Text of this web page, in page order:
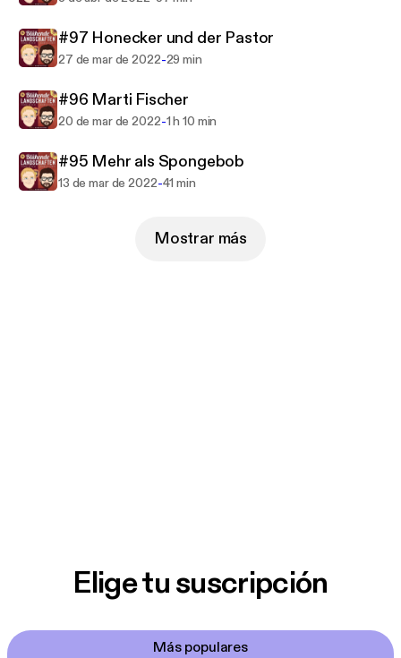
und Sachsen. Sind wir wirklich ideologisch
unvereinbar oder haben wir doch mehr gemeinsam
Fragen, Wünsche, Beschwerden, Lob und sonstige
Schmeicheleien:
thomas_nicolai@icloud.com
#97 Honecker und der Pastor
27 de mar de 2022-29 min
#96 Marti Fischer
20 de mar de 2022-1 h 10 min
#95 Mehr als Spongebob
13 de mar de 2022-41 min
Mostrar más
Elige tu suscripción
Más populares